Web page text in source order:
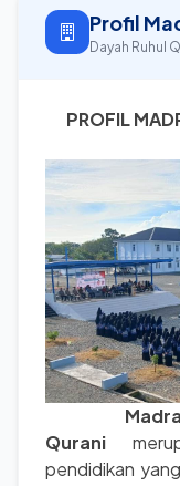
Profil
Dayah Ruhul
PROFIL
Qurani
pendidikan